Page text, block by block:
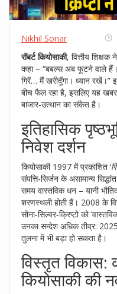
Nikhil Sonar
रॉबर्ट कियोसाकी, वित्तीय शिक्षकने
कहा – “बबल्स अब फूटने वाले
गिरें… मैं खरीदूँगा। ध्यान रखें।”
बीच फैल रहा है, इसलिए यह खबर
बाजार‑उत्थान का संकेत है।
इतिहासिक
निवेश दर्शन
कियोसाकी 1997 में प्रकाशित ‘
संपत्ति‑सिर्जन के असामान्य
समय वास्तविक धन – यानी
शरणस्थली होती हैं। 2008 के
सोना‑सिल्वर‑क्रिप्टो को
उनका सन्देश अधिक तीव्र:
तुलना में भी बड़ा हो सकता है।
विस्तृत
कियोसाकी की